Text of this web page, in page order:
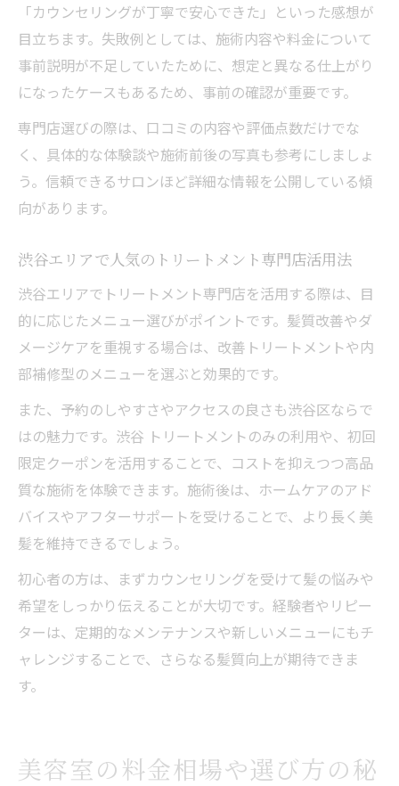
「カウンセリングが丁寧で安心できた」といった感想が
目立ちます。失敗例としては、施術内容や料金について
事前説明が不足していたために、想定と異なる仕上がり
になったケースもあるため、事前の確認が重要です。
専門店選びの際は、口コミの内容や評価点数だけでな
く、具体的な体験談や施術前後の写真も参考にしましょ
う。信頼できるサロンほど詳細な情報を公開している傾
向があります。
渋谷エリアで人気のトリートメント専門店活用法
渋谷エリアでトリートメント専門店を活用する際は、目
的に応じたメニュー選びがポイントです。髪質改善やダ
メージケアを重視する場合は、改善トリートメントや内
部補修型のメニューを選ぶと効果的です。
また、予約のしやすさやアクセスの良さも渋谷区ならで
はの魅力です。渋谷 トリートメントのみの利用や、初回
限定クーポンを活用することで、コストを抑えつつ高品
質な施術を体験できます。施術後は、ホームケアのアド
バイスやアフターサポートを受けることで、より長く美
髪を維持できるでしょう。
初心者の方は、まずカウンセリングを受けて髪の悩みや
希望をしっかり伝えることが大切です。経験者やリピー
ターは、定期的なメンテナンスや新しいメニューにもチ
ャレンジすることで、さらなる髪質向上が期待できま
す。
美容室の料金相場や選び方の秘